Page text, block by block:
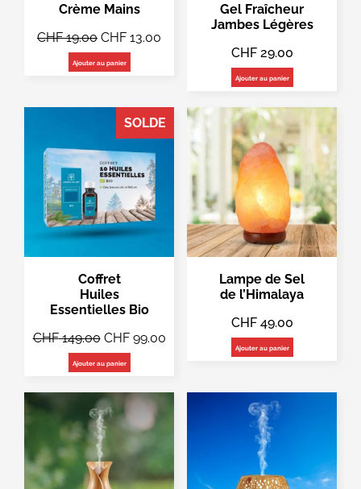
Crème Mains
CHF19.00 CHF 13.00
Ajouter au panier
Gel Fraîcheur
Jambes Légères
CHF29.00
Ajouter au panier
SOLDE
Coffret
Huiles
Essentielles Bio
CHF149.00 CHF99.00
Ajouter au panier
Lampe de Sel
de l’Himalaya
CHF49.00
Ajouter au panier